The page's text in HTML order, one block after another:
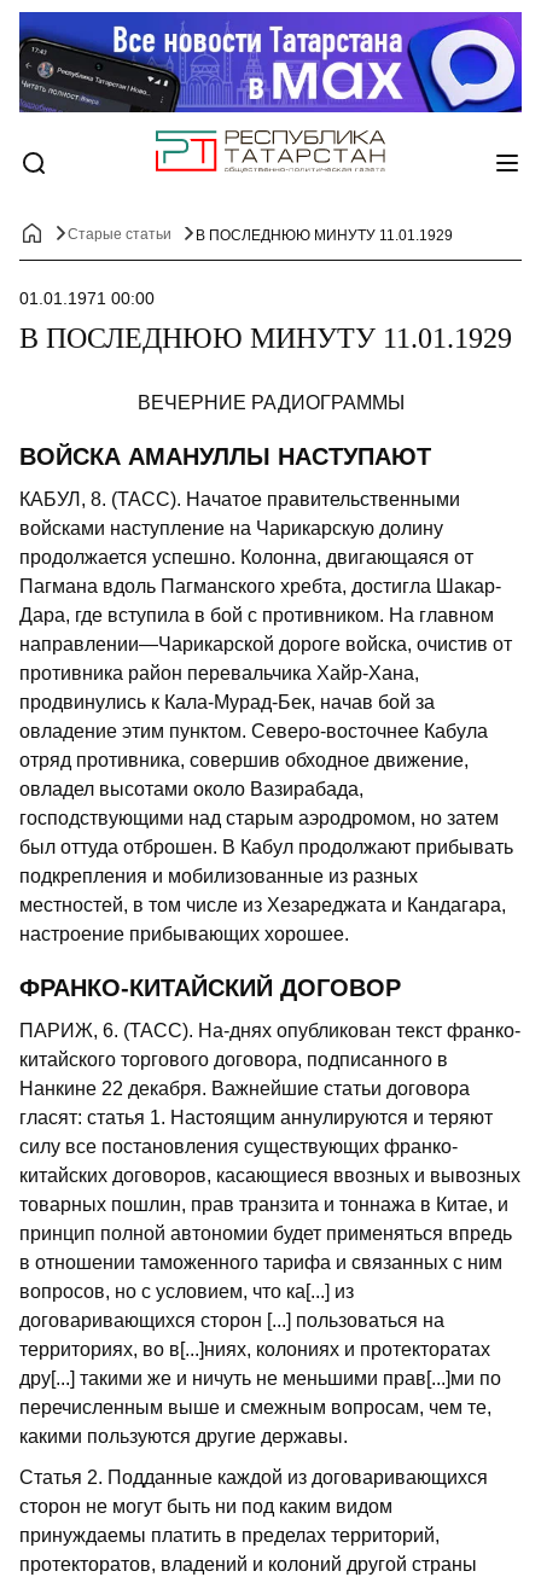
Старые статьи В ПОСЛЕДНЮЮ МИНУТУ 11.01.1929
01.01.1971 00:00
В ПОСЛЕДНЮЮ МИНУТУ 11.01.1929
ВЕЧЕРНИЕ РАДИОГРАММЫ
ВОЙСКА АМАНУЛЛЫ НАСТУПАЮТ
КАБУЛ, 8. (ТАСС). Начатое правительственными
войсками наступление на Чарикарскую долину
продолжается успешно. Колонна, двигающаяся от
Пагмана вдоль Пагманского хребта, достигла Шакар-
Дара, где вступила в бой с противником. На главном
направлении—Чарикарской дороге войска, очистив от
противника район перевальчика Хайр-Хана,
продвинулись к Кала-Мурад-Бек, начав бой за
овладение этим пунктом. Северо-восточнее Кабула
отряд противника, совершив обходное движение,
овладел высотами около Вазирабада,
господствующими над старым аэродромом, но затем
был оттуда отброшен. В Кабул продолжают прибывать
подкрепления и мобилизованные из разных
местностей, в том числе из Хезареджата и Кандагара,
настроение прибывающих хорошее.
ФРАНКО-КИТАЙСКИЙ ДОГОВОР
ПАРИЖ, 6. (ТАСС). На-днях опубликован текст франко-
китайского торгового договора, подписанного в
Нанкине 22 декабря. Важнейшие статьи договора
гласят: статья 1. Настоящим аннулируются и теряют
силу все постановления существующих франко-
китайских договоров, касающиеся ввозных и вывозных
товарных пошлин, прав транзита и тоннажа в Китае, и
принцип полной автономии будет применяться впредь
в отношении таможенного тарифа и связанных с ним
вопросов, но с условием, что ка[...] из
договаривающихся сторон [...] пользоваться на
территориях, во в[...]ниях, колониях и протекторатах
дру[...] такими же и ничуть не меньшими прав[...]ми по
перечисленным выше и смежным вопросам, чем те,
какими пользуются другие державы.
Статья 2. Подданные каждой из договаривающихся
сторон не могут быть ни под каким видом
принуждаемы платить в пределах территорий,
протекторатов, владений и колоний другой страны